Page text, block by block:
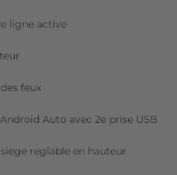
ligne active
feux
Auto avec 2e prise USB
reglable en hauteur